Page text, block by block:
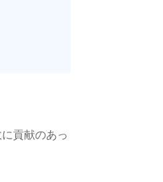
貢献のあっ